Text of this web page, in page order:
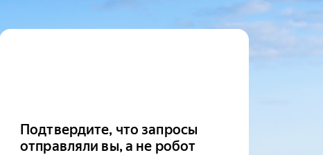
Подтвердите, что запросы
отправляли вы, а не робот